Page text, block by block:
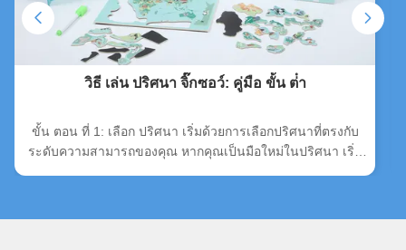
วิธี เล่น ปริศนา จิ๊กซอว์: คู่มือ ขั้น ต่ํา
ขั้น ตอน ที่ 1: เลือก ปริศนา เริ่มด้วยการเลือกปริศนาที่ตรงกับ
ระดับความสามารถของคุณ หากคุณเป็นมือใหม่ในปริศนา เริ่ม